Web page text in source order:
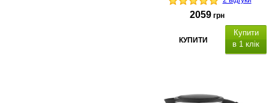
2059 грн
КУПИТИ
Купити
в 1 клік